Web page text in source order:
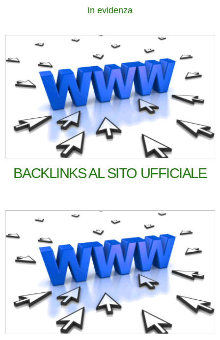
In evidenza
BACKLINKS AL SITO UFFICIALE